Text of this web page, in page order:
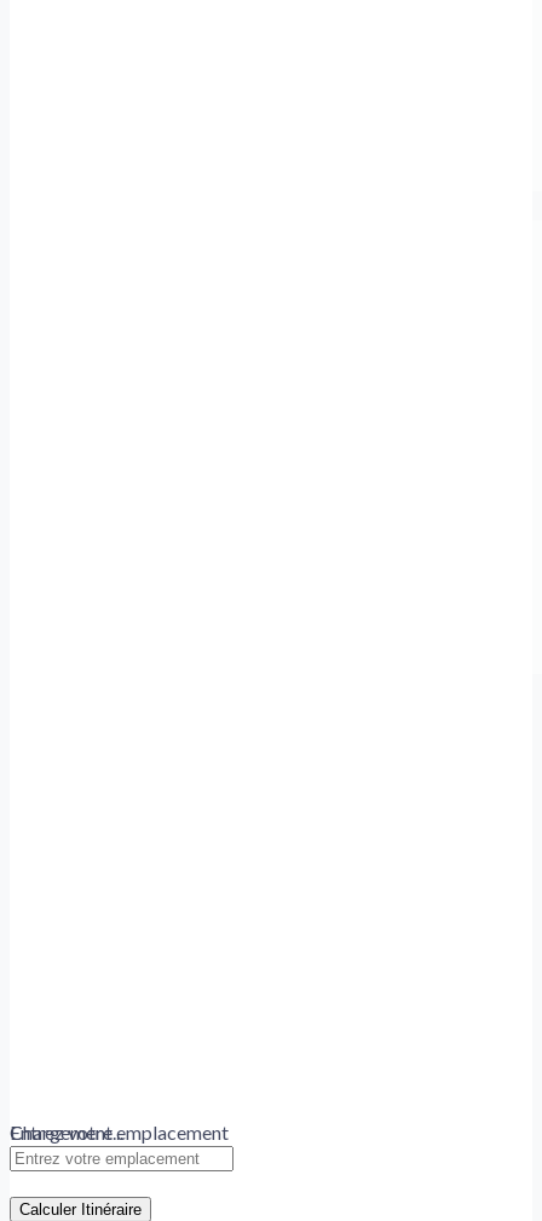
Chargement...
Entrez votre emplacement
Calculer Itinéraire